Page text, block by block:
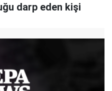
darp eden kişi